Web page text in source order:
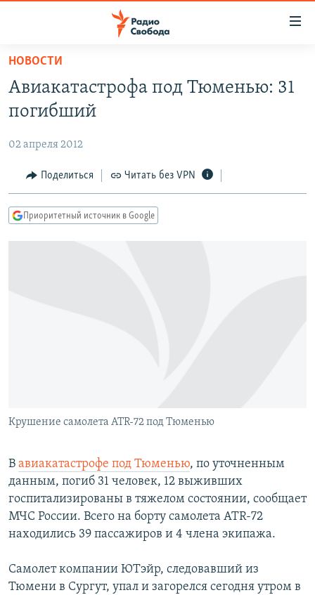
упрощенного
доступа
Вернуться
основному
Вернутся
главной
навигации
Вернутся
ПОДКАСТЫ
ЦИТАТЫ СВОБОДЫ
МНЕНИЯ
IDEL.РЕАЛИИ
Все сайты РСЕ/РС
НОВОСТИ
Авиакатастрофа под Тюменью: 31
погибший
02 апреля 2012
Поделиться Читать без VPN
Приоритетный источник в Google
Крушение самолета ATR-72 под Тюменью
В авиакатастрофе под Тюменью, по уточненным
данным, погиб 31 человек, 12 выживших
госпитализированы в тяжелом состоянии, сообщает
МЧС России. Всего на борту самолета ATR-72
находились 39 пассажиров и 4 члена экипажа.
Самолет компании ЮТэйр, следовавший из
Тюмени в Сургут, упал и загорелся сегодня утром в